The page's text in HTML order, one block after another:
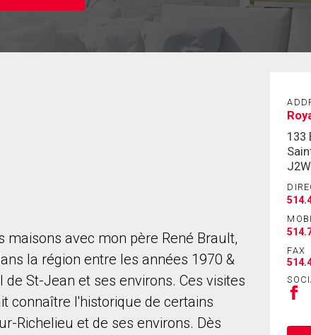
avec mon père René Brault,
la région entre les années 1970 &
St-Jean et ses environs. Ces visites
connaître l'historique de certains
Richelieu et de ses environs. Dès
133
FAX